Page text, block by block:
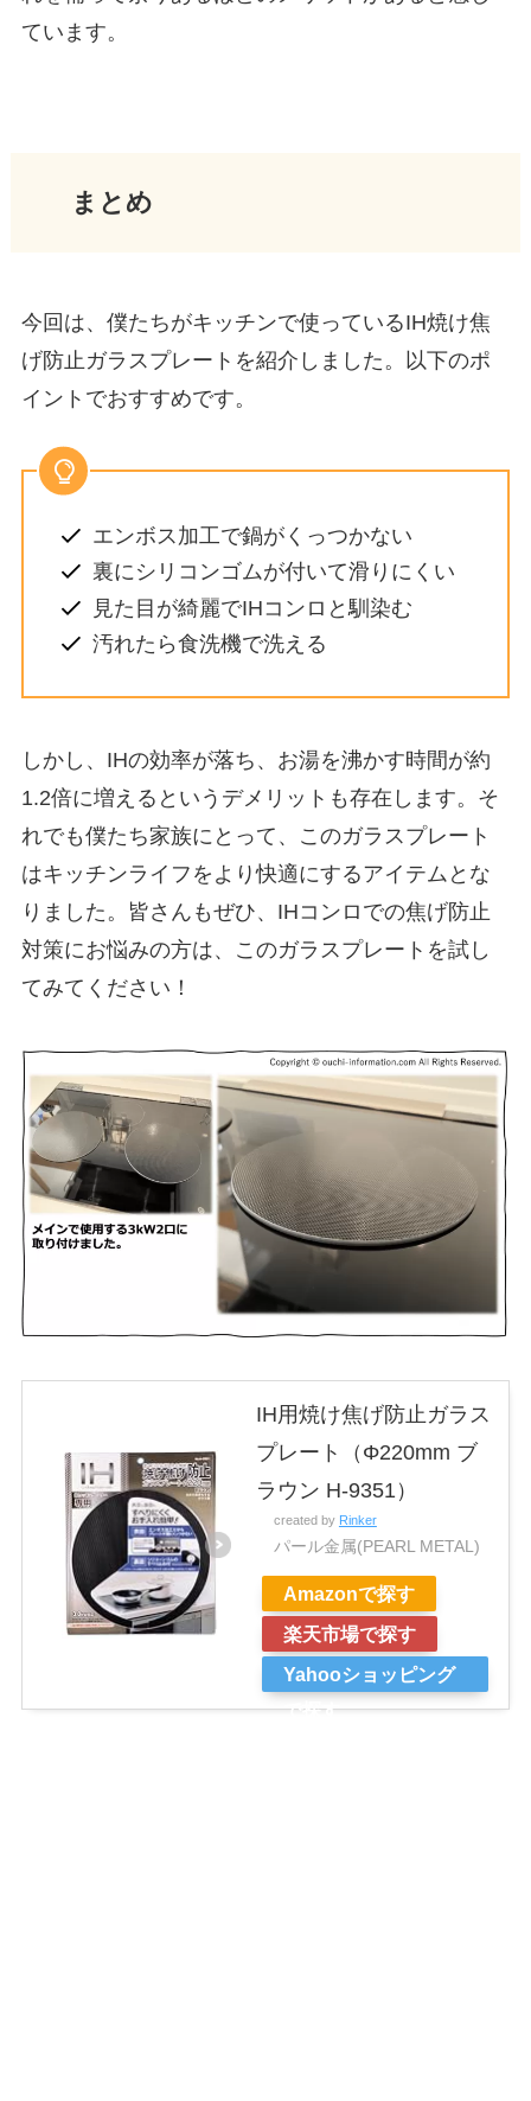
ています。
まとめ
今回は、僕たちがキッチンで使っているIH焼け焦
げ防止ガラスプレートを紹介しました。以下のポ
イントでおすすめです。
エンボス加工で鍋がくっつかない
裏にシリコンゴムが付いて滑りにくい
見た目が綺麗でIHコンロと馴染む
汚れたら食洗機で洗える
しかし、IHの効率が落ち、お湯を沸かす時間が約
1.2倍に増えるというデメリットも存在します。そ
れでも僕たち家族にとって、このガラスプレート
はキッチンライフをより快適にするアイテムとな
りました。皆さんもぜひ、IHコンロでの焦げ防止
対策にお悩みの方は、このガラスプレートを試し
てみてください！
IH用焼け焦げ防止ガラス
プレート（Φ220mm ブ
ラウン H-9351）
created by Rinker
パール金属(PEARL METAL)
Amazonで探す
楽天市場で探す
Yahooショッピング
で探す